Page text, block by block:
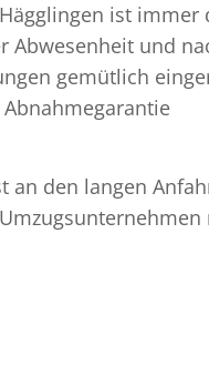
ist
und
gemütlich
den langen